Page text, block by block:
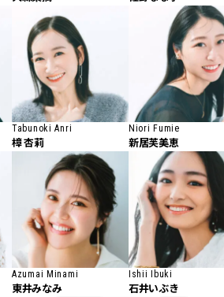
Tabunoki Anri
樟 杏莉
Niori Fumie
新居芙美恵
Azumai Minami
東井みなみ
Ishii Ibuki
石井いぶき
【猛暑ダメージ】はまずリセッ
ト！30代の夏枯れ肌を救う「先
回りエイジングケア」美容液3選
| CLASSY.[クラッシィ]